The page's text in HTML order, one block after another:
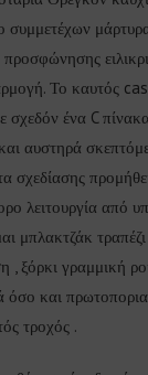
συμμετέχων
Το καυτός
σχεδόν ένα C
αυστηρά
σχεδίασης
λειτουργία από
μπλακτζάκ
, ξόρκι γραμμική
όσο και
τροχός .